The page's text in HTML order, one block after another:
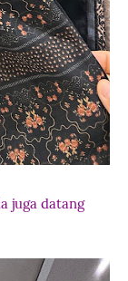
juga datang